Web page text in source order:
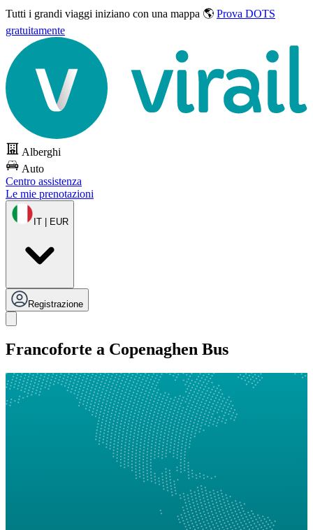
Tutti i grandi viaggi iniziano con una mappa 🌎 Prova DOTS
gratuitamente
Alberghi
Auto
Centro assistenza
Le mie prenotazioni
IT | EUR
Registrazione
Francoforte a Copenaghen Bus